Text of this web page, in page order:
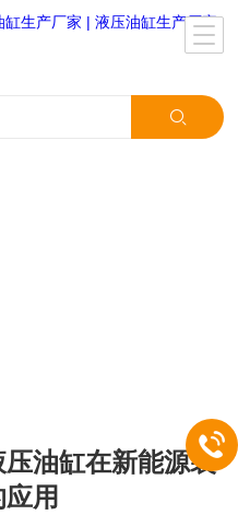
油缸在新能源装
用